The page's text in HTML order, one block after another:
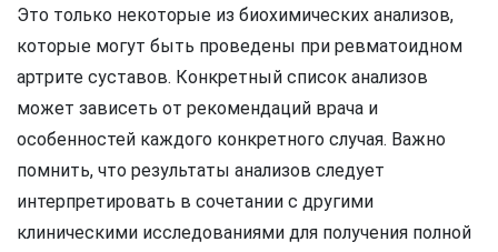
Это только некоторые из биохимических анализов,
которые могут быть проведены при ревматоидном
артрите суставов. Конкретный список анализов
может зависеть от рекомендаций врача и
особенностей каждого конкретного случая. Важно
помнить, что результаты анализов следует
интерпретировать в сочетании с другими
клиническими исследованиями для получения полной